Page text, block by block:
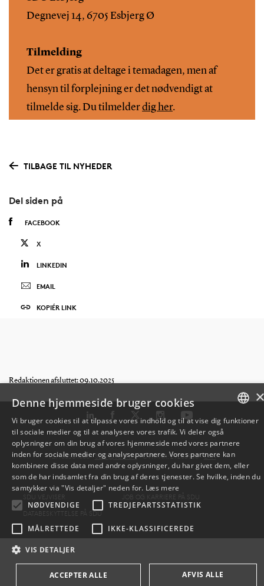
Degnevej 14, 6705 Esbjerg Ø
Tilmelding
Det er gratis at deltage i temadagen, men af
hensyn til forplejning er det nødvendigt at
tilmelde sig. Du tilmelderdig her.
TILBAGE TIL NYHEDER
Del siden på
FACEBOOK
X
LINKEDIN
EMAIL
KOPIÉR LINK
Redaktionen afsluttet: 09.10.2025
TLF: 6550 1000 ·SDU@SDU.DK· CVR-NR: 29283958 ·EAN
SDU VEJVISER
JOB OG KARRIERE PÅ SDU
DATABESKYTTELSE PÅ SDU
ENGLISH
Denne hjemmeside bruger cookies
Vi bruger cookies til at tilpasse vores indhold og til at vise dig funktioner
til sociale medier og til at analysere vores trafik. Vi deler også
oplysninger om din brug af vores hjemmeside med vores partnere
inden for sociale medier og analysepartnere. Vores partnere kan
kombinere disse data med andre oplysninger, du har givet dem, eller
som de har indsamlet fra din brug af deres tjenester. Se hvilke, inden du
samtykker via "Vis detaljer" neden for. Læs mere
NØDVENDIGE
TREDJEPARTSSTATISTIK
MÅLRETTEDE IKKE-KLASSIFICEREDE
VIS DETALJER
ACCEPTER ALLE AFVIS ALLE